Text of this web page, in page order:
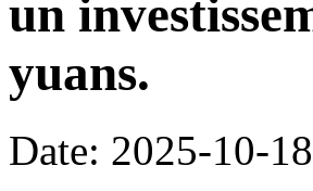
un
yuans.
Date: 2025-10-18